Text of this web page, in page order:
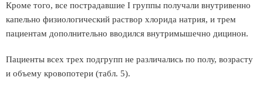
Кроме того, все пострадавшие I группы получали внутривенно
капельно физиологический раствор хлорида натрия, и трем
пациентам дополнительно вводился внутримышечно дицинон.
Пациенты всех трех подгрупп не различались по полу, возрасту
и объему кровопотери (табл. 5).